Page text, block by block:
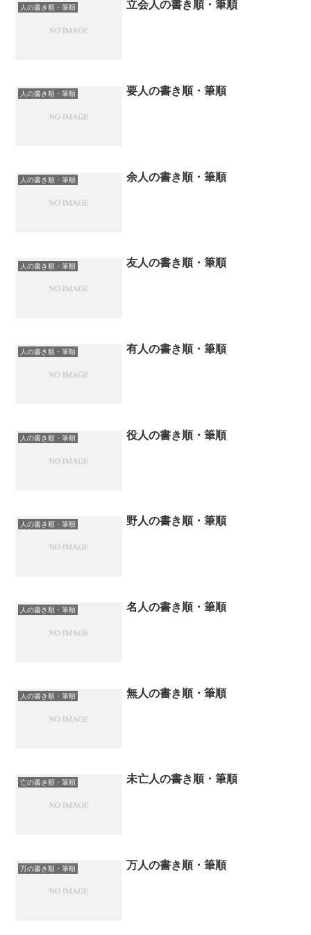
人の書き順・筆順 立会人の書き順・筆順
人の書き順・筆順 要人の書き順・筆順
人の書き順・筆順 余人の書き順・筆順
人の書き順・筆順 友人の書き順・筆順
人の書き順・筆順 有人の書き順・筆順
人の書き順・筆順 役人の書き順・筆順
人の書き順・筆順 野人の書き順・筆順
人の書き順・筆順 名人の書き順・筆順
人の書き順・筆順 無人の書き順・筆順
亡の書き順・筆順 未亡人の書き順・筆順
万の書き順・筆順 万人の書き順・筆順